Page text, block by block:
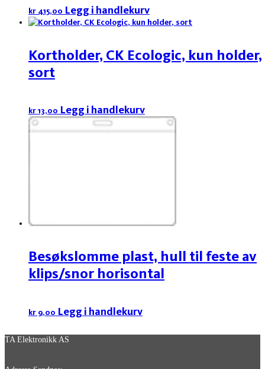
kr 415,00 Legg i handlekurv
Kortholder, CK Ecologic, kun holder,
sort
kr13,00 Legg i handlekurv
Besøkslomme plast, hull til feste av
klips/snor horisontal
kr 9,00 Legg i handlekurv
TA Elektronikk AS